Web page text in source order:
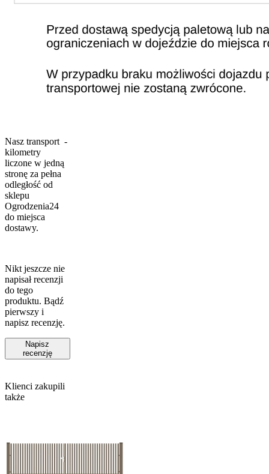
Nasz transport -
kilometry
liczone w jedną
stronę za pełna
odległość od
sklepu
Ogrodzenia24
do miejsca
dostawy.
Nikt jeszcze nie
napisał recenzji
do tego
produktu. Bądź
pierwszy i
napisz recenzję.
Napisz
recenzję
Klienci zakupili
także